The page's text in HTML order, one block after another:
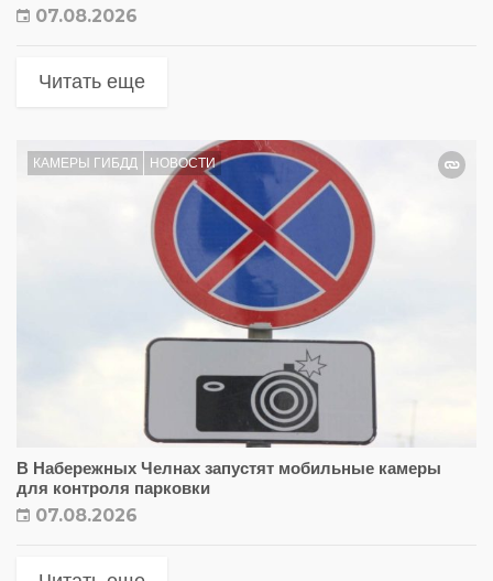
07.08.2026
Читать еще
КАМЕРЫ ГИБДД НОВОСТИ
В Набережных Челнах запустят мобильные камеры
для контроля парковки
07.08.2026